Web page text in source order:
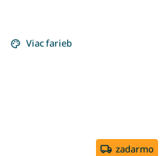
Viac farieb
zadarmo